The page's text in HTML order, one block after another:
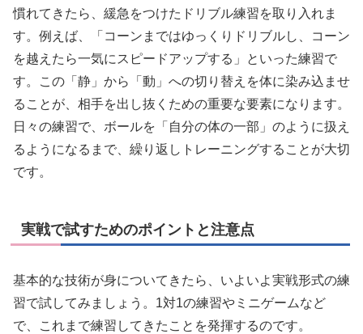
慣れてきたら、緩急をつけたドリブル練習を取り入れま
す。例えば、「コーンまではゆっくりドリブルし、コーン
を越えたら一気にスピードアップする」といった練習で
す。この「静」から「動」への切り替えを体に染み込ませ
ることが、相手を出し抜くための重要な要素になります。
日々の練習で、ボールを「自分の体の一部」のように扱え
るようになるまで、繰り返しトレーニングすることが大切
です。
実戦で試すためのポイントと注意点
基本的な技術が身についてきたら、いよいよ実戦形式の練
習で試してみましょう。1対1の練習やミニゲームなど
で、これまで練習してきたことを発揮するのです。